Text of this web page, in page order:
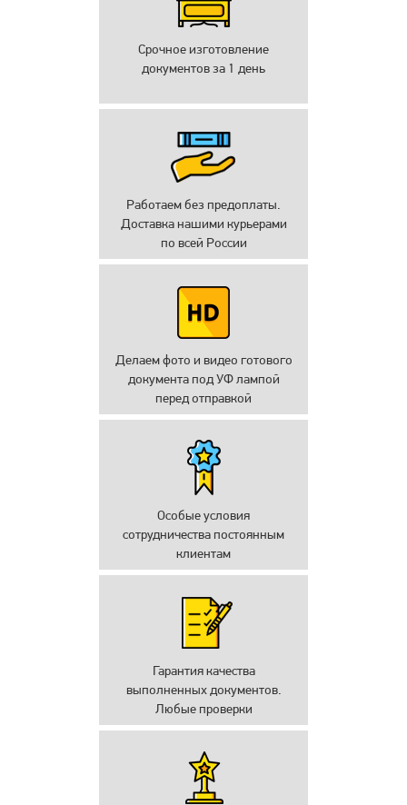
Срочное изготовление
документов за 1 день
Работаем без предоплаты.
Доставка нашими курьерами
по всей России
Делаем фото и видео готового
документа под УФ лампой
перед отправкой
Особые условия
сотрудничества постоянным
клиентам
Гарантия качества
выполненных документов.
Любые проверки